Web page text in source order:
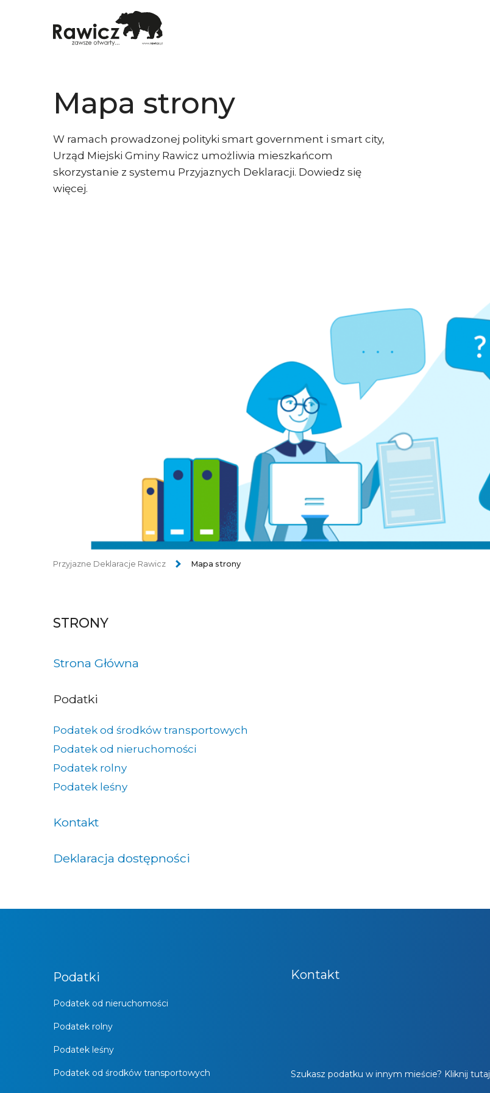
Mapa strony
W ramach prowadzonej polityki smart government i smart city,
Urząd Miejski Gminy Rawicz umożliwia mieszkańcom
skorzystanie z systemu Przyjaznych Deklaracji. Dowiedz się
więcej.
Przyjazne Deklaracje Rawicz Mapa strony
STRONY
Strona Główna
Podatki
Podatek od środków transportowych
Podatek od nieruchomości
Podatek rolny
Podatek leśny
Kontakt
Deklaracja dostępności
Podatki
Podatek od nieruchomości
Podatek rolny
Podatek leśny
Podatek od środków transportowych
Kontakt
Szukasz podatku w innym mieście? Kliknij tutaj